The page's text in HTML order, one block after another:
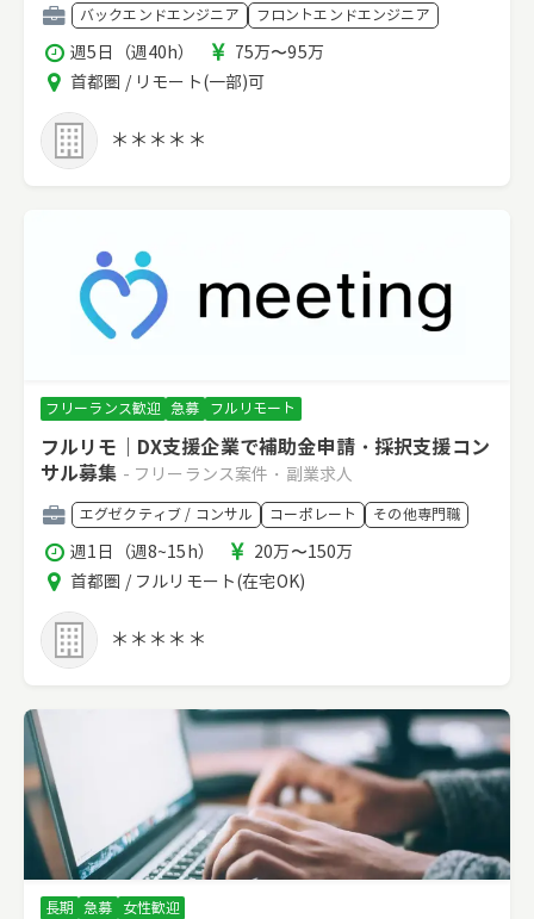
職
種
バックエンドエンジニア フロントエンドエンジニア
稼
働
時
間
週5日（週40h）
報
酬
75万〜95万
エ
ア
首都圏 / リモート(一部)可
＊＊＊＊＊
フリーランス歓迎 急募 フルリモート
フルリモ｜DX支援企業で補助金申請・採択支援コン
サル募集 - フリーランス案件・副業求人
職
種
エグゼクティブ / コンサル コーポレート その他専門職
稼
働
時
間
週1日（週8~15h）
報
酬
20万〜150万
エ
ア
首都圏 / フルリモート(在宅OK)
＊＊＊＊＊
長期 急募 女性歓迎